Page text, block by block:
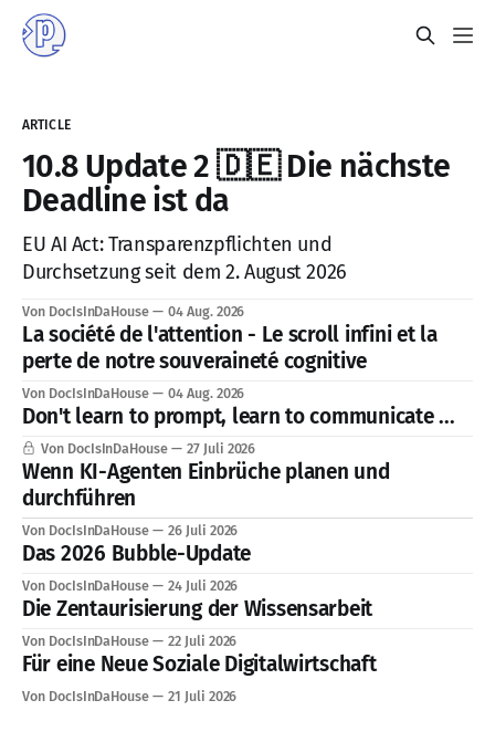
ARTICLE
10.8 Update 2 🇩🇪 Die nächste
Deadline ist da
EU AI Act: Transparenzpflichten und
Durchsetzung seit dem 2. August 2026
Von DocIsInDaHouse 04 Aug. 2026
La société de l'attention - Le scroll infini et la
perte de notre souveraineté cognitive
Von DocIsInDaHouse 04 Aug. 2026
Don't learn to prompt, learn to communicate ...
Von DocIsInDaHouse 27 Juli 2026
Wenn KI-Agenten Einbrüche planen und
durchführen
Von DocIsInDaHouse 26 Juli 2026
Das 2026 Bubble-Update
Von DocIsInDaHouse 24 Juli 2026
Die Zentaurisierung der Wissensarbeit
Von DocIsInDaHouse 22 Juli 2026
Für eine Neue Soziale Digitalwirtschaft
Von DocIsInDaHouse 21 Juli 2026